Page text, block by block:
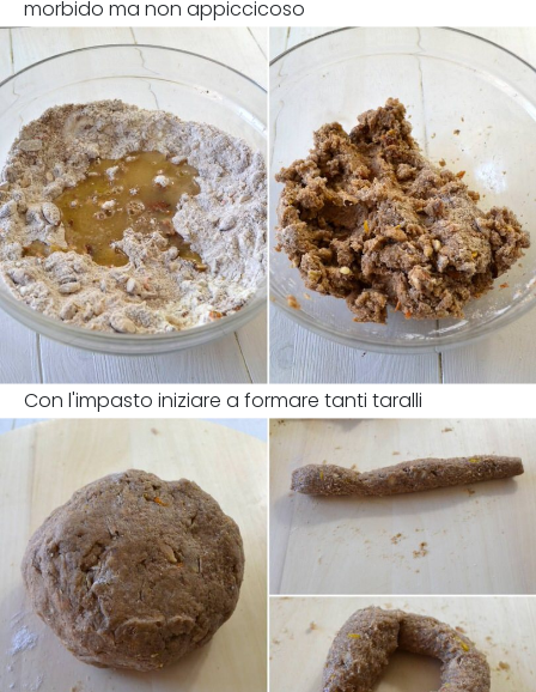
morbido ma non appiccicoso
Con l'impasto iniziare a formare tanti taralli